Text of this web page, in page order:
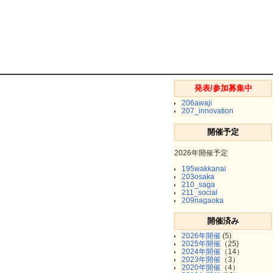
発表/参加募集中
206awaji
207_innovation
開催予定
2026年開催予定
195wakkanai
203osaka
210_saga
211_social
209nagaoka
開催済み
2026年開催 (5)
2025年開催 （25)
2024年開催 （14）
2023年開催 （3）
2020年開催 （4）